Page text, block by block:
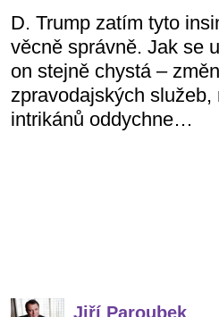
D. Trump zatím tyto
věcně správně. Jak se
on stejně chystá –
zpravodajských
intrikánů oddychne…
Jiří Paroubek